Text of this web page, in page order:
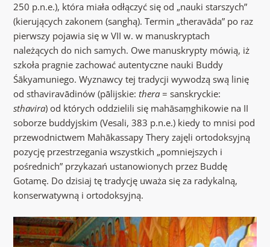
250 p.n.e.), która miała odłączyć się od „nauki starszych”
(kierujących zakonem (sanghą). Termin „theravāda” po raz
pierwszy pojawia się w VII w. w manuskryptach
należących do nich samych. Owe manuskrypty mówią, iż
szkoła pragnie zachować autentyczne nauki Buddy
Śākyamuniego. Wyznawcy tej tradycji wywodzą swą linię
od sthaviravādinów (pālijskie: thera= sanskryckie:
sthavira) od których oddzielili się mahāsaṃghikowie na II
soborze buddyjskim (Vesali, 383 p.n.e.) kiedy to mnisi pod
przewodnictwem Mahākassapy Thery zajęli ortodoksyjną
pozycję przestrzegania wszystkich „pomniejszych i
pośrednich” przykazań ustanowionych przez Buddę
Gotamę. Do dzisiaj tę tradycję uważa się za radykalną,
konserwatywną i ortodoksyjną.